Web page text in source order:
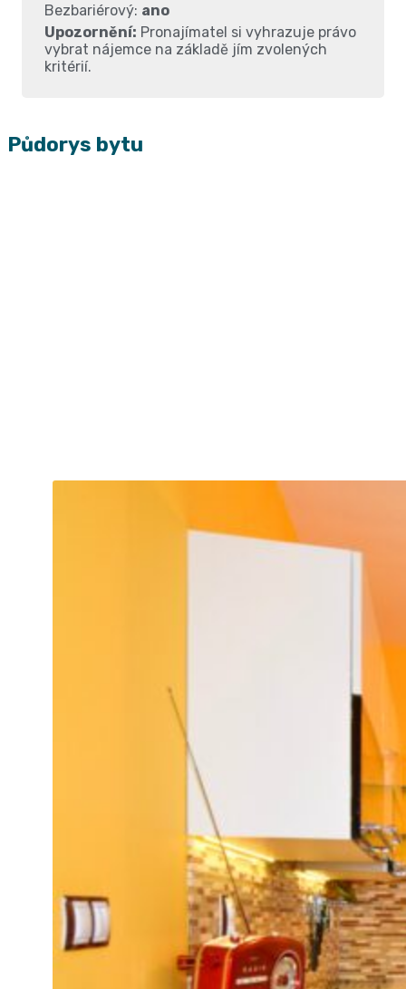
Bezbariérový: ano
Upozornění: Pronajímatel si vyhrazuje právo
vybrat nájemce na základě jím zvolených
kritérií.
Půdorys bytu